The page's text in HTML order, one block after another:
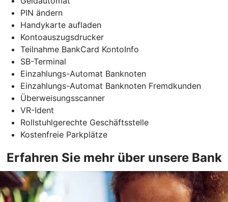
PIN ändern
Handykarte aufladen
Kontoauszugsdrucker
Teilnahme BankCard KontoInfo
SB-Terminal
Einzahlungs-Automat Banknoten
Einzahlungs-Automat Banknoten Fremdkunden
Überweisungsscanner
VR-Ident
Rollstuhlgerechte Geschäftsstelle
Kostenfreie Parkplätze
Erfahren Sie mehr über unsere Bank